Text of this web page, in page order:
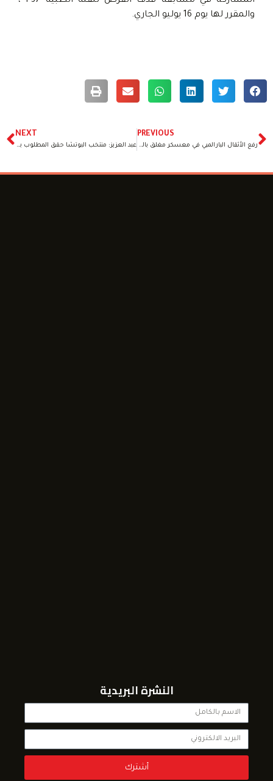
والمقرر لها يوم 16 يوليو الجاري.
PREVIOUS
رفع الأثقال البارالمبي في معسكر مغلق بالمركز الأولمبي استعدادا لبطولة العالم بدبي
NEXT
عبد العزيز: منتخب البوتشا حقق المطلوب بالتأهل للبارلمبياد .. ولدينا خطط واعداد للمنتخبات البارالمبية
النشرة البريدية
أشترك